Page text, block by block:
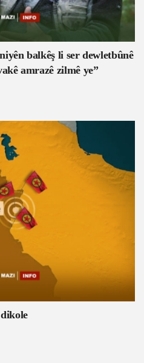
balkêş li ser dewletbûnê
amrazê zilmê ye”